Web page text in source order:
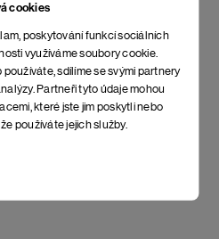
cookies
poskytování funkcí sociálních
využíváme soubory cookie.
sdílíme se svými partnery
Partneři tyto údaje mohou
které jste jim poskytli nebo
používáte jejich služby.